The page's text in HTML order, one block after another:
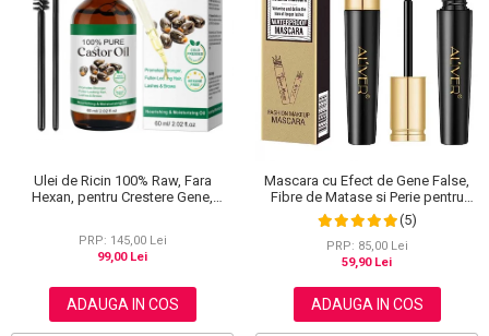
Scrub / Balsam de buze
Netestate pe Animale
Ulei de Ricin 100% Raw, Fara
Hexan, pentru Crestere Gene,
PRP: 145,00 Lei
99,00 Lei
ADAUGA IN COS
Mascara cu Efect de Gene False,
Fibre de Matase si Perie pentru
Curbare, Aliver 4D Extra Volume,
Waterproof, Negru,10 g
(5)
PRP: 85,00 Lei
59,90 Lei
ADAUGA IN COS